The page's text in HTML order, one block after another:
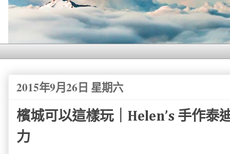
2015年9月26日 星期六
檳城可以這樣玩｜Helen’s 手作泰
力